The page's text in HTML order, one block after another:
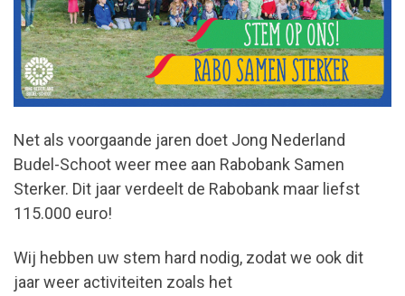
Net als voorgaande jaren doet Jong Nederland
Budel-Schoot weer mee aan Rabobank Samen
Sterker. Dit jaar verdeelt de Rabobank maar liefst
115.000 euro!
Wij hebben uw stem hard nodig, zodat we ook dit
jaar weer activiteiten zoals het